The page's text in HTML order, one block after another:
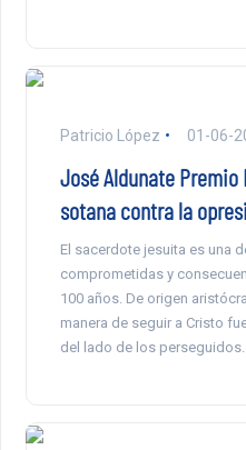
Patricio López 01-06-
José Aldunate Premio
sotana contra la
El sacerdote jesuita es una
comprometidas y
100 años. De origen
manera de seguir a Cristo
del lado de los perseguidos.